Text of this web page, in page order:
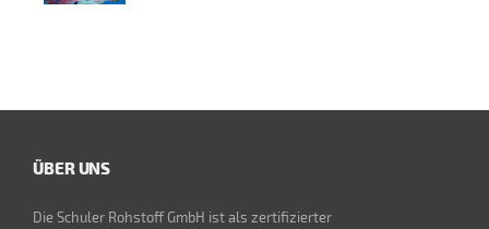
ÜBER UNS
Die Schuler Rohstoff GmbH ist als zertifizierter